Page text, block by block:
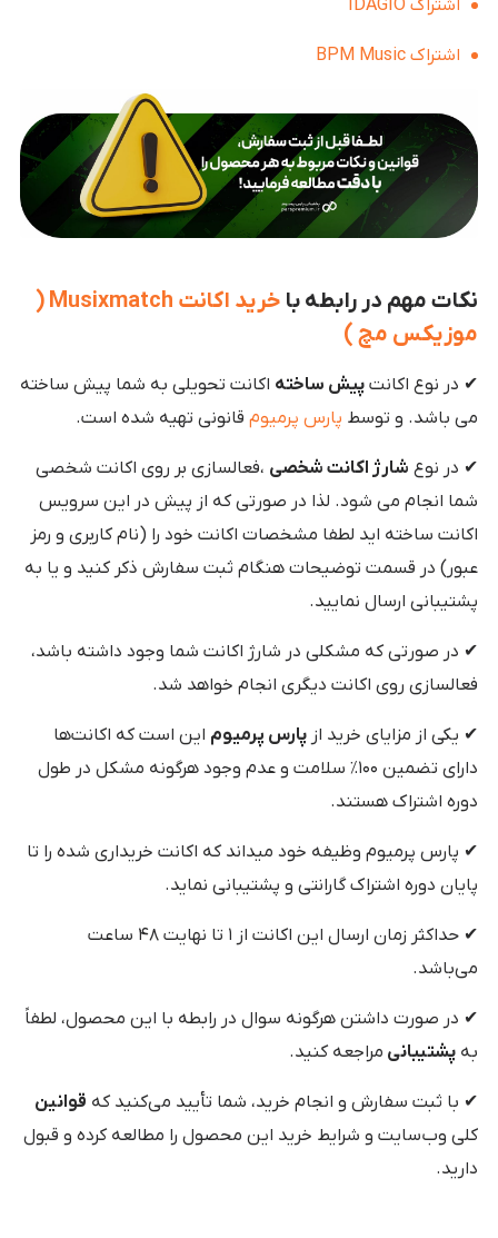
اشتراک IDAGIO
اشتراک BPM Music
نکات مهم در رابطه با
خرید اکانت Musixmatch (
موزیکس مچ )
✔ در نوع اکانت پیش ساخته اکانت تحویلی به شما پیش ساخته
می باشد. و توسط پارس پرمیومقانونی تهیه شده است.
✔ در نوع شارژ اکانت شخصی ،فعالسازی بر روی اکانت شخصی
شما انجام می شود. لذا در صورتی که از پیش در این سرویس
اکانت ساخته اید لطفا مشخصات اکانت خود را (نام کاربری و رمز
عبور) در قسمت توضیحات هنگام ثبت سفارش ذکر کنید و یا به
پشتیبانی ارسال نمایید.
✔ در صورتی که مشکلی در شارژ اکانت شما وجود داشته باشد،
فعالسازی روی اکانت دیگری انجام خواهد شد.
✔ یکی از مزایای خرید از پارس پرمیوم این است که اکانت‌ها
دارای تضمین ۱۰۰٪ سلامت و عدم وجود هرگونه مشکل در طول
دوره اشتراک هستند.
✔ پارس پرمیوم وظیفه خود میداند که اکانت خریداری شده را تا
پایان دوره اشتراک گارانتی و پشتیبانی نماید.
✔ حداکثر زمان ارسال این اکانت از ۱ تا نهایت ۴۸ ساعت
می‌باشد.
✔ در صورت داشتن هرگونه سوال در رابطه با این محصول، لطفاً
به پشتیبانی مراجعه کنید.
✔ با ثبت سفارش و انجام خرید، شما تأیید می‌کنید که قوانین
کلی وب‌سایت و شرایط خرید این محصول را مطالعه کرده و قبول
دارید.